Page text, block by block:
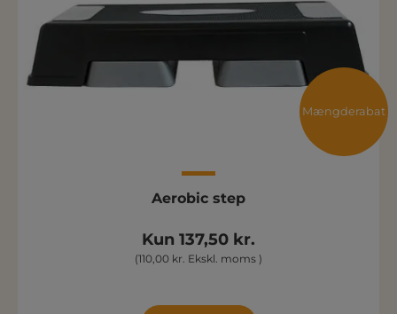
Mængderabat
Aerobic step
Kun 137,50 kr.
(110,00 kr. Ekskl. moms )